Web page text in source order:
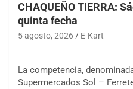
CHAQUEÑO TIERRA:
quinta fecha
5 agosto, 2026 E-Kart
La competencia,
Supermercados Sol –